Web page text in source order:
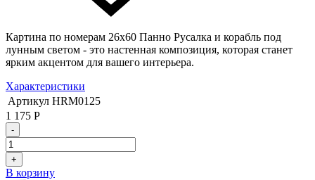
Картина по номерам 26х60 Панно Русалка и корабль под
лунным светом - это настенная композиция, которая станет
ярким акцентом для вашего интерьера.
Характеристики
Артикул HRM0125
1 175 Р
-
+
В корзину